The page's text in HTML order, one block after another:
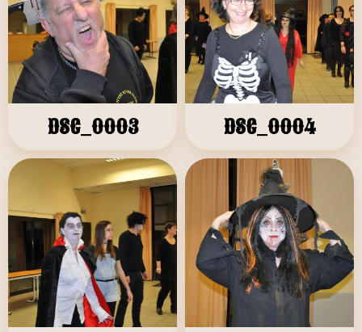
DSC_0003 DSC_0004